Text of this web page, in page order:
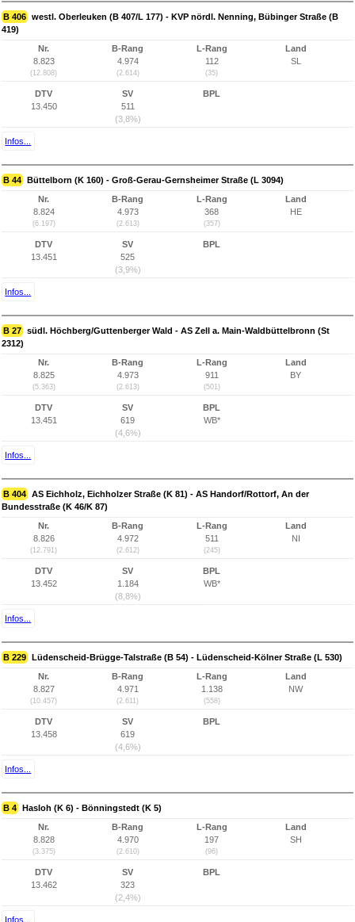
B 406 westl. Oberleuken (B 407/L 177) - KVP nördl. Nenning, Bübinger Straße (B
419)
Nr.
8.823
(12.808)
B-Rang
4.974
(2.614)
L-Rang
112
(35)
Land
SL
DTV
13.450
SV
511
(3,8%)
BPL
Infos...
B 44 Büttelborn (K 160) - Groß-Gerau-Gernsheimer Straße (L 3094)
Nr.
8.824
(6.197)
B-Rang
4.973
(2.613)
L-Rang
368
(357)
Land
HE
DTV
13.451
SV
525
(3,9%)
BPL
Infos...
B 27 südl. Höchberg/Guttenberger Wald - AS Zell a. Main-Waldbüttelbronn (St
2312)
Nr.
8.825
(5.363)
B-Rang
4.973
(2.613)
L-Rang
911
(501)
Land
BY
DTV
13.451
SV
619
(4,6%)
BPL
WB*
Infos...
B 404 AS Eichholz, Eichholzer Straße (K 81) - AS Handorf/Rottorf, An der
Bundesstraße (K 46/K 87)
Nr.
8.826
(12.791)
B-Rang
4.972
(2.612)
L-Rang
511
(245)
Land
NI
DTV
13.452
SV
1.184
(8,8%)
BPL
WB*
Infos...
B 229 Lüdenscheid-Brügge-Talstraße (B 54) - Lüdenscheid-Kölner Straße (L 530)
Nr.
8.827
(10.457)
B-Rang
4.971
(2.611)
L-Rang
1.138
(558)
Land
NW
DTV
13.458
SV
619
(4,6%)
BPL
Infos...
B 4 Hasloh (K 6) - Bönningstedt (K 5)
Nr.
8.828
(3.375)
B-Rang
4.970
(2.610)
L-Rang
197
(96)
Land
SH
DTV
13.462
SV
323
(2,4%)
BPL
Infos...